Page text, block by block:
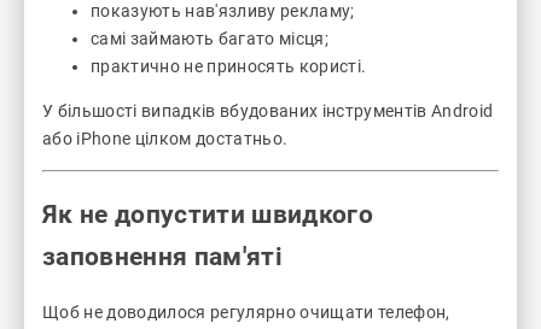
показують нав'язливу рекламу;
самі займають багато місця;
практично не приносять користі.
У більшості випадків вбудованих інструментів Android
або iPhone цілком достатньо.
Як не допустити швидкого
заповнення пам'яті
Щоб не доводилося регулярно очищати телефон,